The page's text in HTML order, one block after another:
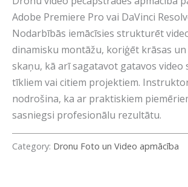
Adobe Premiere Pro vai DaVinci
Nodarbībās iemācīsies strukturēt
dinamisku montāžu, koriģēt krāsas
skaņu, kā arī sagatavot gatavos video
tīkliem vai citiem projektiem.
nodrošina, ka ar praktiskiem
sasniegsi profesionālu rezultātu.
Category: Dronu Foto un Video apmācība